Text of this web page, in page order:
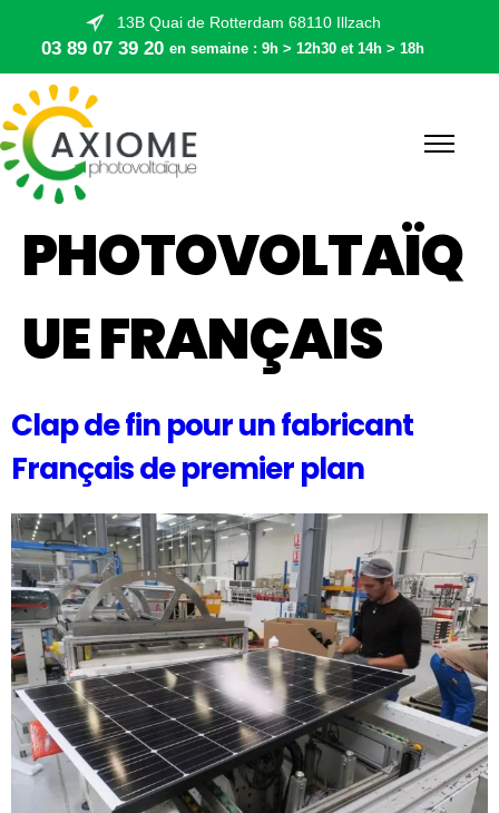
13B Quai de Rotterdam 68110 Illzach
03 89 07 39 20 en semaine : 9h > 12h30 et 14h > 18h
PHOTOVOLTAÏQ
UE FRANÇAIS
Clap de fin pour un fabricant
Français de premier plan